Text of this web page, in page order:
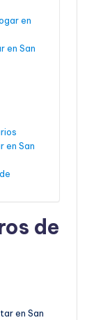
en
en San
en San
de
en San